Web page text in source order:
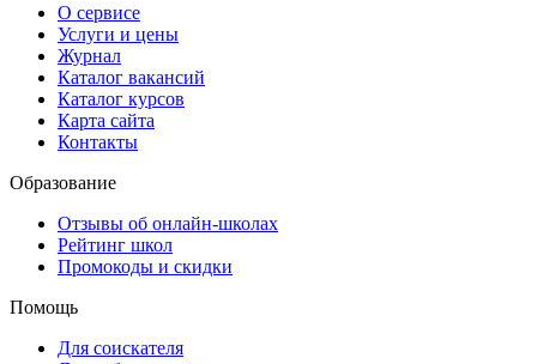
О сервисе
Услуги и цены
Журнал
Каталог вакансий
Каталог курсов
Карта сайта
Контакты
Образование
Отзывы об онлайн-школах
Рейтинг школ
Промокоды и скидки
Помощь
Для соискателя